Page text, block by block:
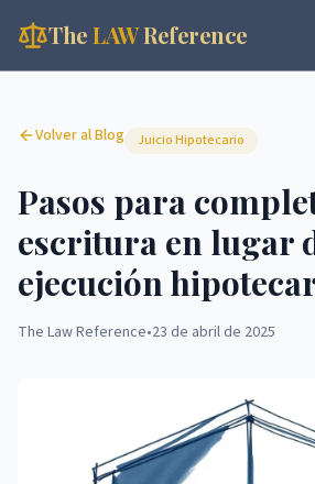
TheLAWReference
Volver al Blog Juicio Hipotecario
Pasos para
escritura en lugar
ejecución
The Law Reference•23 de abril de 2025